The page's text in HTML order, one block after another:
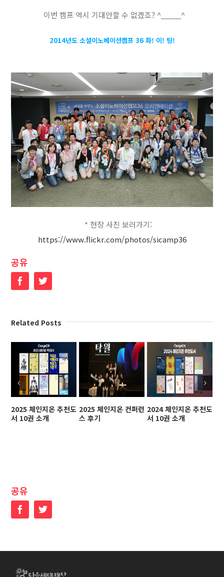
이번 캠프 역시 기대안할 수 없겠죠? ^_____^
2014년도 소셜이노베이션캠프 36 화! 이! 팅!
* 현장 사진 보러가기:
https://www.flickr.com/photos/sicamp36
공유
FacebookTwitter
Related Posts
2025 체인지온 추천도
서 10권 소개
2025 체인지온 컨퍼런
스 후기
2024 체인지온 추천도
서 10권 소개
공유
FacebookTwitter